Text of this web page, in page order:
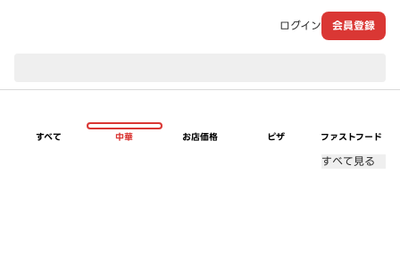
ログイン 会員登録
すべて 中華 お店価格 ピザ ファストフード
すべて見る